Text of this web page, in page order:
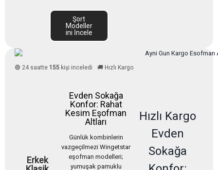
Şort
Modeller
ini İncele
🟢 24 saatte 155 kişi inceledi 🚚 Hızlı Kargo
Erkek
Hızlı Kargo
Evden
Sokağa
Günlük kombinlerin
vazgeçilmezi Wingetstar
eşofman modelleri;
yumuşak pamuklu
Evden Sokağa
Konfor: Rahat
Kesim Eşofman
Altları